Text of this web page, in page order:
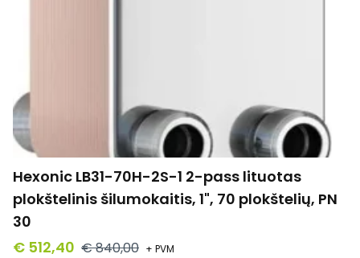
Hexonic LB31-70H-2S-1 2-pass lituotas
plokštelinis šilumokaitis, 1", 70 plokštelių, PN
30
€ 512,40 € 840,00 + PVM